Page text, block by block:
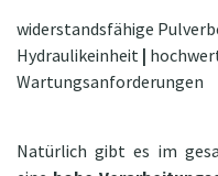
widerstandsfähige
Hydraulikeinheit |
Wartungsanforderungen
Natürlich gibt es im